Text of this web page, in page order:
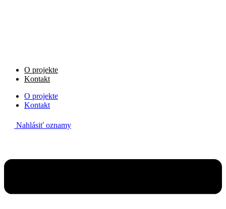
O projekte
Kontakt
O projekte
Kontakt
Nahlásiť oznamy